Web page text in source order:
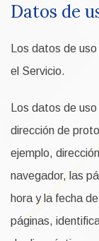
Datos de
Los datos de
el Servicio.
Los datos de
dirección de
ejemplo,
navegador, las
hora y la fecha
páginas,